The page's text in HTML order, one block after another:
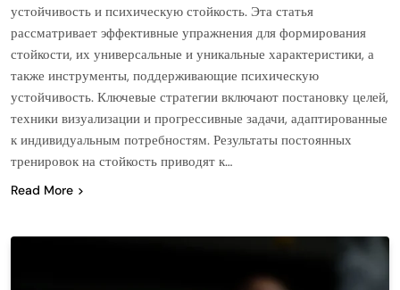
устойчивость и психическую стойкость. Эта статья
рассматривает эффективные упражнения для формирования
стойкости, их универсальные и уникальные характеристики, а
также инструменты, поддерживающие психическую
устойчивость. Ключевые стратегии включают постановку целей,
техники визуализации и прогрессивные задачи, адаптированные
к индивидуальным потребностям. Результаты постоянных
тренировок на стойкость приводят к…
Read More